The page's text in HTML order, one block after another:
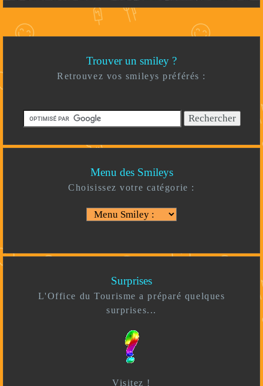
Trouver un smiley ?
Retrouvez vos smileys préférés :
Menu des Smileys
Choisissez votre catégorie :
Surprises
L'Office du Tourisme a préparé quelques
surprises...
Visitez !